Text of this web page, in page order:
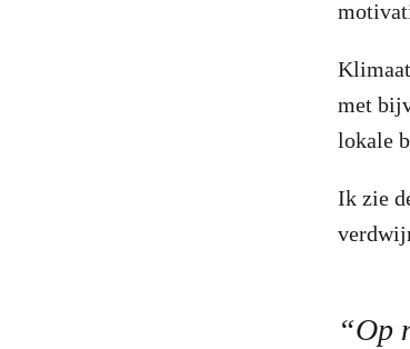
met
lokale
Ik zie
“Op